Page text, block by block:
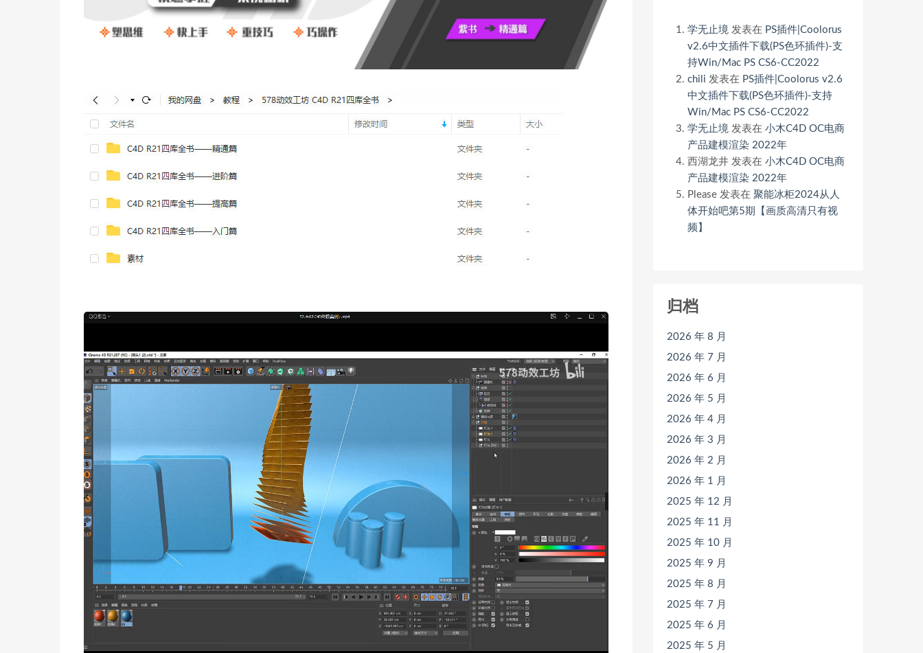
学无止境 发表在 PS插件|Coolorus
v2.6中文插件下载(PS色环插件)-支
持Win/Mac PS CS6-CC2022
chili 发表在 PS插件|Coolorus v2.6
中文插件下载(PS色环插件)-支持
Win/Mac PS CS6-CC2022
学无止境 发表在 小木C4D OC电商
产品建模渲染 2022年
西湖龙井 发表在 小木C4D OC电商
产品建模渲染 2022年
Please 发表在 聚能冰柜2024从人
体开始吧第5期【画质高清只有视
频】
归档
2026 年 8 月
2026 年 7 月
2026 年 6 月
2026 年 5 月
2026 年 4 月
2026 年 3 月
2026 年 2 月
2026 年 1 月
2025 年 12 月
2025 年 11 月
2025 年 10 月
2025 年 9 月
2025 年 8 月
2025 年 7 月
2025 年 6 月
2025 年 5 月